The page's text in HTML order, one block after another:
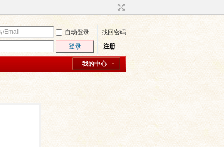
自动登录
找回密码
登录 注册
我的中心